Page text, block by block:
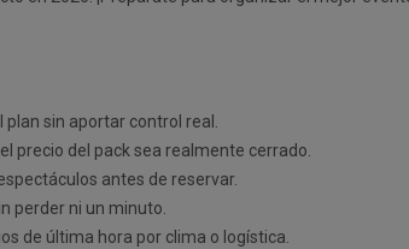
sin aportar control real.
precio del pack sea realmente cerrado.
antes de reservar.
perder ni un minuto.
de última hora por clima o logística.